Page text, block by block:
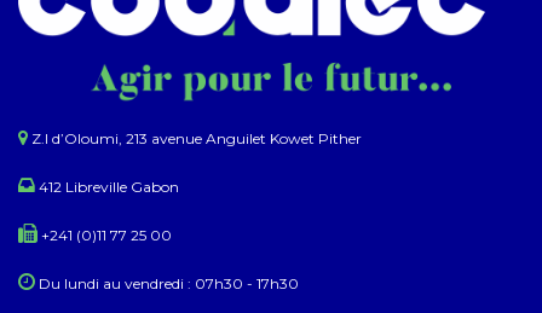
Z.I d’Oloumi, 213 avenue Anguilet Kowet Pither​
412 Libreville Gabon
+241 (0)11 77 25 00
Du lundi au ​​vendredi : 07h30 - 17h30